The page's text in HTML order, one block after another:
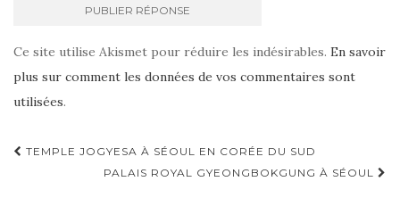
Ce site utilise Akismet pour réduire les indésirables. En savoir
plus sur comment les données de vos commentaires sont
utilisées.
Navigation d'article
TEMPLE JOGYESA À SÉOUL EN CORÉE DU SUD
PALAIS ROYAL GYEONGBOKGUNG À SÉOUL